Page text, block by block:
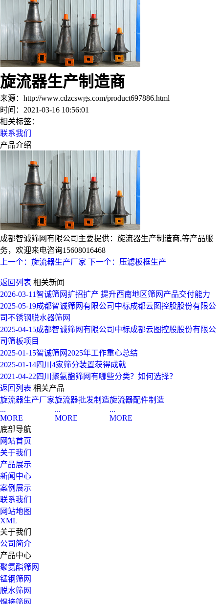
旋流器生产制造商
来源：http://www.cdzcswgs.com/product697886.html
时间：2021-03-16 10:56:01
相关标签：
联系我们
产品介绍
成都智诚筛网有限公司主要提供：旋流器生产制造商,等产品服
务，欢迎来电咨询15608016468
上一个：旋流器生产厂家 下一个：压滤板框生产
返回列表 相关新闻
2026-03-11智诚筛网扩招扩产 提升西南地区筛网产品交付能力
2025-05-19成都智诚筛网有限公司中标成都云图控股股份有限公
司不锈钢脱水器筛网
2025-04-15成都智诚筛网有限公司中标成都云图控股股份有限公
司筛板项目
2025-01-15智诚筛网2025年工作重心总结
2025-01-14四川4家筛分装置获得成就
2021-04-22四川聚氨酯筛网有哪些分类？如何选择？
返回列表 相关产品
旋流器生产厂家
...
MORE
旋流器批发制造
...
MORE
旋流器配件制造
...
MORE
底部导航
网站首页
关于我们
产品展示
新闻中心
案例展示
联系我们
网站地图
XML
关于我们
公司简介
产品中心
聚氨酯筛网
锰钢筛网
脱水筛网
焊接筛网